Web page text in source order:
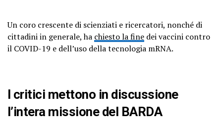
Un coro crescente di scienziati e ricercatori, nonché di
cittadini in generale, ha chiesto la fine dei vaccini contro
il COVID-19 e dell’uso della tecnologia mRNA.
I critici mettono in discussione
l’intera missione del BARDA